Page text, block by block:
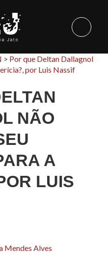
> Por que Deltan Dallagnol
por Luis Nassif
NÃO
A
LUIS
Mendes Alves